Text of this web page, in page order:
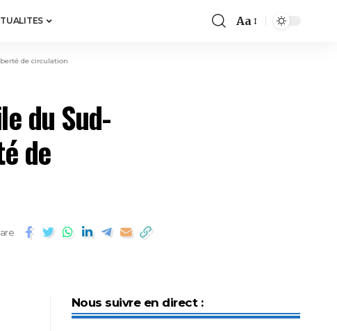
Aa
de circulation
du Sud-
de
Nous suivre en direct :